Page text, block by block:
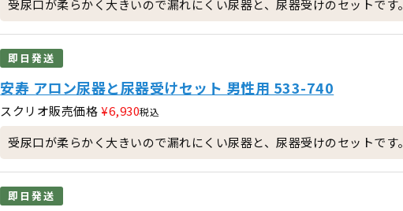
受尿口が柔らかく大きいので漏れにくい尿器と、尿器受けのセットです。
即日発送
安寿 アロン尿器と尿器受けセット 男性用 533-740
スクリオ販売価格 ¥6,930税込
受尿口が柔らかく大きいので漏れにくい尿器と、尿器受けのセットです。
即日発送